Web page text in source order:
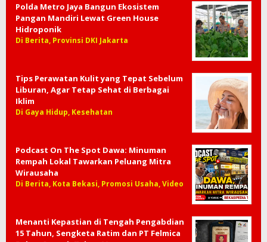
Polda Metro Jaya Bangun Ekosistem
Pangan Mandiri Lewat Green House
Hidroponik
Di Berita, Provinsi DKI Jakarta
Tips Perawatan Kulit yang Tepat Sebelum
Liburan, Agar Tetap Sehat di Berbagai
Iklim
Di Gaya Hidup, Kesehatan
Podcast On The Spot Dawa: Minuman
Rempah Lokal Tawarkan Peluang Mitra
Wirausaha
Di Berita, Kota Bekasi, Promosi Usaha, Video
Menanti Kepastian di Tengah Pengabdian
15 Tahun, Sengketa Ratim dan PT Felmica